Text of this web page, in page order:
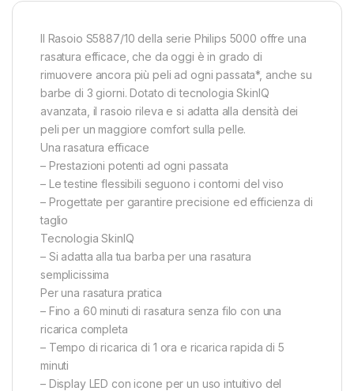
Il Rasoio S5887/10 della serie Philips 5000 offre una
rasatura efficace, che da oggi è in grado di
rimuovere ancora più peli ad ogni passata*, anche su
barbe di 3 giorni. Dotato di tecnologia SkinIQ
avanzata, il rasoio rileva e si adatta alla densità dei
peli per un maggiore comfort sulla pelle.
Una rasatura efficace
– Prestazioni potenti ad ogni passata
– Le testine flessibili seguono i contorni del viso
– Progettate per garantire precisione ed efficienza di
taglio
Tecnologia SkinIQ
– Si adatta alla tua barba per una rasatura
semplicissima
Per una rasatura pratica
– Fino a 60 minuti di rasatura senza filo con una
ricarica completa
– Tempo di ricarica di 1 ora e ricarica rapida di 5
minuti
– Display LED con icone per un uso intuitivo del